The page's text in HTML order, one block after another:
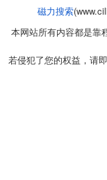
磁力搜索
本网站所有内容都是靠
若侵犯了您的权益，请